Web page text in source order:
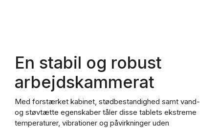
En stabil og robust
arbejdskammerat
Med forstærket kabinet, stødbestandighed samt vand-
og støvtætte egenskaber tåler disse tablets ekstreme
temperaturer, vibrationer og påvirkninger uden